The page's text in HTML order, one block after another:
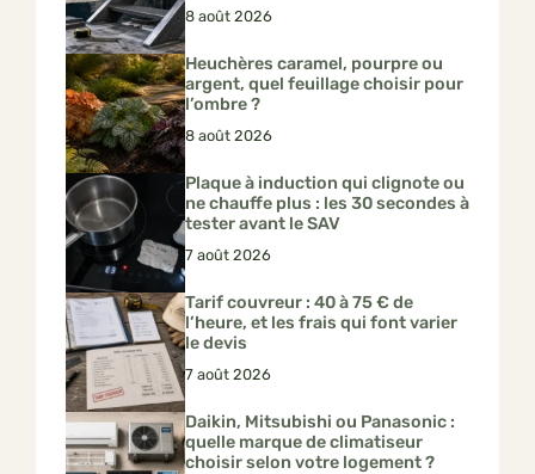
8 août 2026
Heuchères caramel, pourpre ou
argent, quel feuillage choisir pour
l’ombre ?
8 août 2026
Plaque à induction qui clignote ou
ne chauffe plus : les 30 secondes à
tester avant le SAV
7 août 2026
Tarif couvreur : 40 à 75 € de
l’heure, et les frais qui font varier
le devis
7 août 2026
Daikin, Mitsubishi ou Panasonic :
quelle marque de climatiseur
choisir selon votre logement ?